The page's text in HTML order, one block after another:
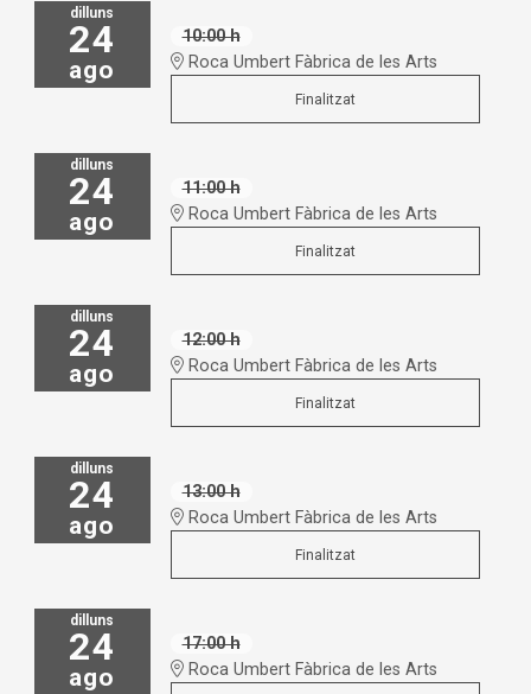
dilluns
24
ago
10:00 h
Roca Umbert Fàbrica de les Arts
Finalitzat
dilluns
24
ago
11:00 h
Roca Umbert Fàbrica de les Arts
Finalitzat
dilluns
24
ago
12:00 h
Roca Umbert Fàbrica de les Arts
Finalitzat
dilluns
24
ago
13:00 h
Roca Umbert Fàbrica de les Arts
Finalitzat
dilluns
24
ago
17:00 h
Roca Umbert Fàbrica de les Arts